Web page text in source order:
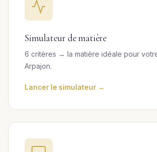
Simulateur de matière
6 critères → la matière idéale pour
Arpajon.
Lancer le simulateur →